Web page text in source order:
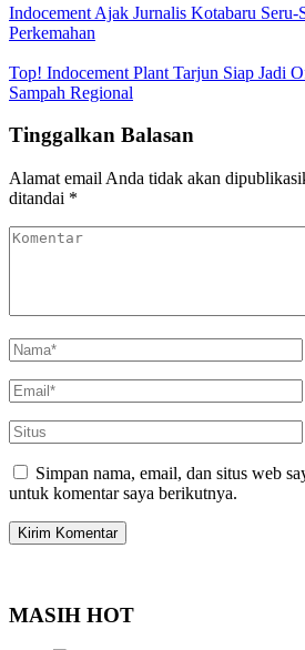
Indocement Ajak Jurnalis Kotabaru Seru-
Perkemahan
Top! Indocement Plant Tarjun Siap Jadi
Sampah Regional
Tinggalkan Balasan
Alamat email Anda tidak akan
ditandai *
Simpan nama, email, dan situs web
untuk komentar saya berikutnya.
MASIH HOT